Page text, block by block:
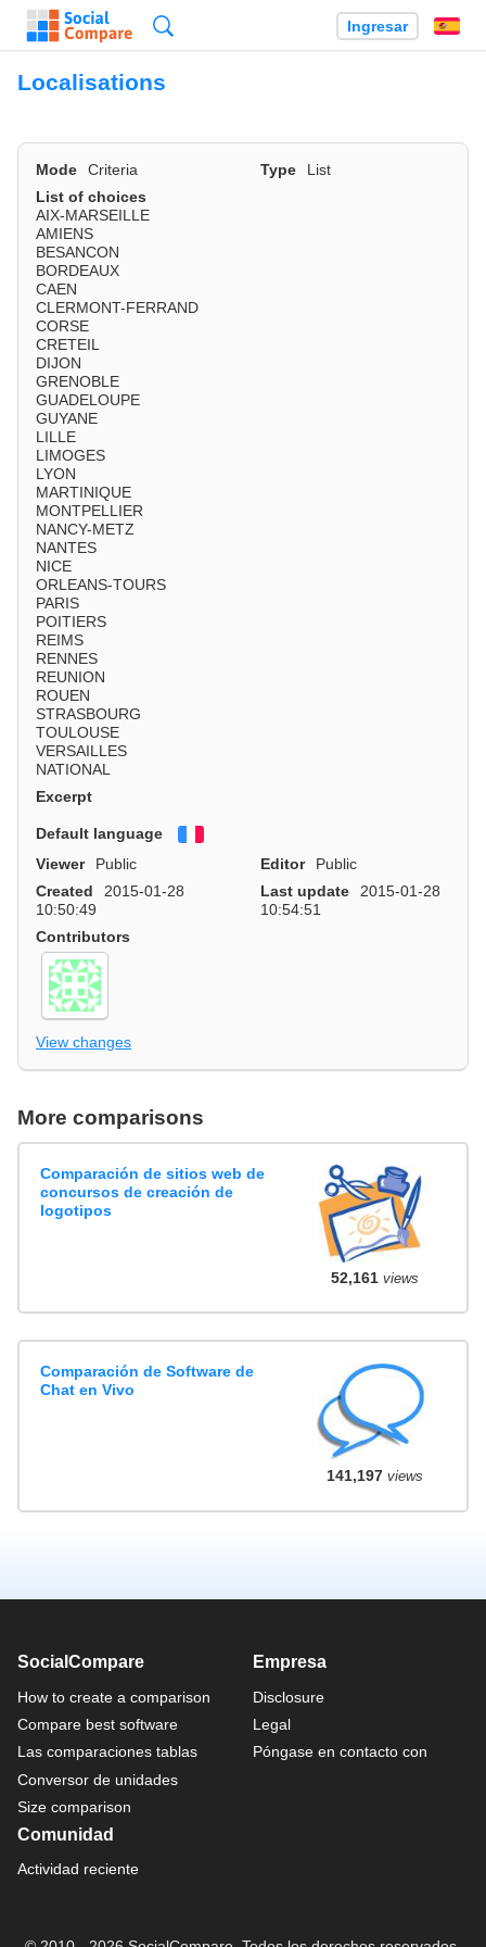
Ingresar
Localisations
Mode Criteria Type
List
List of choices
AIX-MARSEILLE
AMIENS
BESANCON
BORDEAUX
CAEN
CLERMONT-FERRAND
CORSE
CRETEIL
DIJON
GRENOBLE
GUADELOUPE
GUYANE
LILLE
LIMOGES
LYON
MARTINIQUE
MONTPELLIER
NANCY-METZ
NANTES
NICE
ORLEANS-TOURS
PARIS
POITIERS
REIMS
RENNES
REUNION
ROUEN
STRASBOURG
TOULOUSE
VERSAILLES
NATIONAL
Excerpt
Default language
Viewer
Public Editor
Public
Created
2015-01-28
10:50:49
Last update
2015-01-28
10:54:51
Contributors
View changes
More comparisons
Comparación de sitios web de
concursos de creación de
logotipos
52,161views
Comparación de Software de
Chat en Vivo
141,197views
SocialCompare
How to create a comparison
Compare best software
Las comparaciones tablas
Conversor de unidades
Size comparison
Empresa
Disclosure
Legal
Póngase en contacto con
Comunidad
Actividad reciente